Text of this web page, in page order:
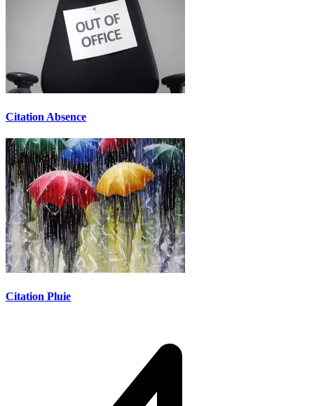
Citation Absence
Citation Pluie